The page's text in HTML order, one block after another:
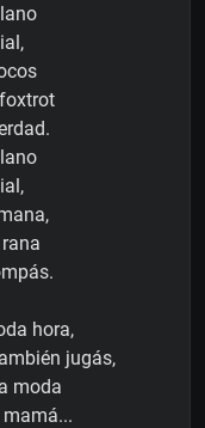
hora,
jugás,
moda